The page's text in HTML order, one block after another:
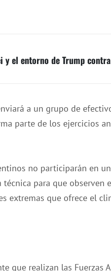
el entorno de Trump
a un grupo de
parte de los ejercicios
no participarán en
para que observen
extremas que ofrece el
que realizan las Fuerzas